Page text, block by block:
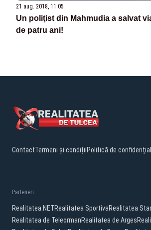
21 aug. 2018, 11:05
Un poliţist din Mahmudia a salvat
de patru ani!
ContactTermeni și condițiiPolitică de
Parteneri:
Realitatea.NETRealitatea SportivaRealitatea Star
Realitatea de TeleormanRealitatea de Arges